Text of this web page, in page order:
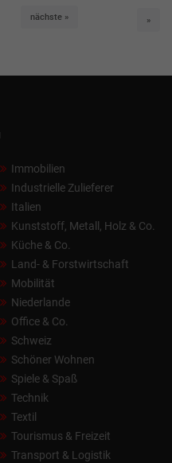
nächste »nächste »letzte
Immobilien
Industrielle Zulieferer
Italien
Kunststoff, Metall, Holz & Co.
Küche & Co.
Land- & Forstwirtschaft
Mobilität
Niederlande
Office & Co.
Schweiz
Schöner Wohnen
Spiele & Spaß
Technik
Textil
Tourismus & Freizeit
Transport & Logistik